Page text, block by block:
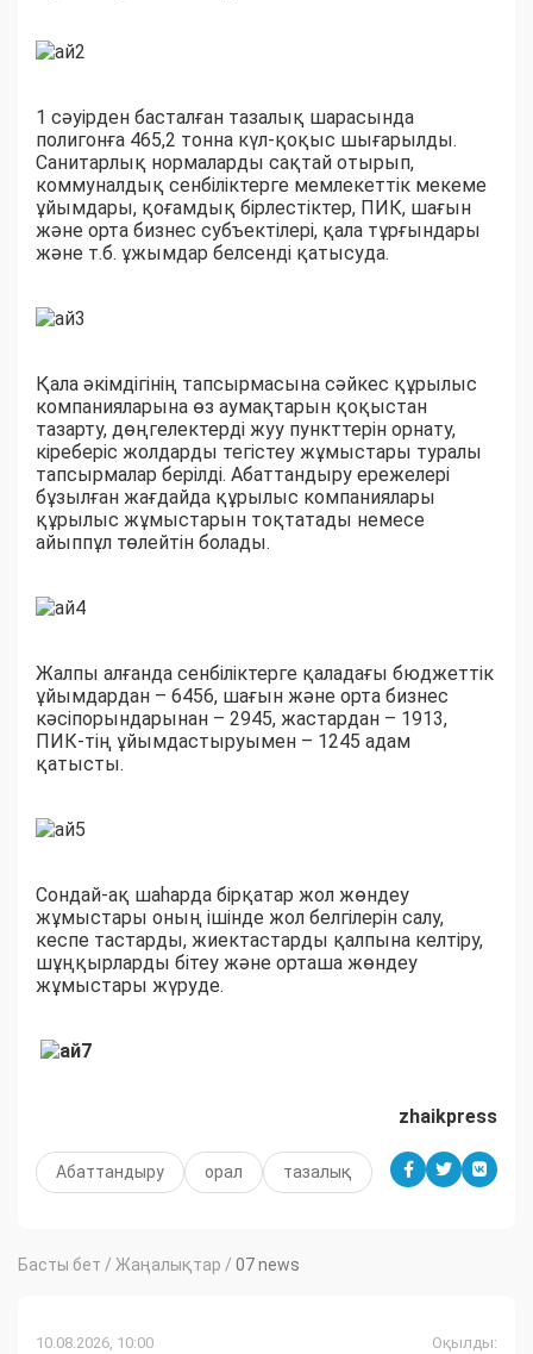
1 сәуірден басталған тазалық шарасында
полигонға 465,2 тонна күл-қоқыс шығарылды.
Санитарлық нормаларды сақтай отырып,
коммуналдық сенбіліктерге мемлекеттік мекеме
ұйымдары, қоғамдық бірлестіктер, ПИК, шағын
және орта бизнес субъектілері, қала тұрғындары
және т.б. ұжымдар белсенді қатысуда.
Қала әкімдігінің тапсырмасына сәйкес құрылыс
компанияларына өз аумақтарын қоқыстан
тазарту, дөңгелектерді жуу пункттерін орнату,
кіреберіс жолдарды тегістеу жұмыстары туралы
тапсырмалар берілді. Абаттандыру ережелері
бұзылған жағдайда құрылыс компаниялары
құрылыс жұмыстарын тоқтатады немесе
айыппұл төлейтін болады.
Жалпы алғанда сенбіліктерге қаладағы бюджеттік
ұйымдардан – 6456, шағын және орта бизнес
кәсіпорындарынан – 2945, жастардан – 1913,
ПИК-тің ұйымдастыруымен – 1245 адам
қатысты.
Сондай-ақ шаһарда бірқатар жол жөндеу
жұмыстары оның ішінде жол белгілерін салу,
кеспе тастарды, жиектастарды қалпына келтіру,
шұңқырларды бітеу және орташа жөндеу
жұмыстары жүруде.
zhaikpress
Абаттандыру орал тазалық
Басты бет / Жаңалықтар / 07 news
10.08.2026, 10:00 Оқылды: